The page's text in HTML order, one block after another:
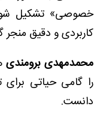
خصوصی» تشکیل
کاربردی و دقیق منجر
محمدمهدی برومندی
را گامی حیاتی
دانست.